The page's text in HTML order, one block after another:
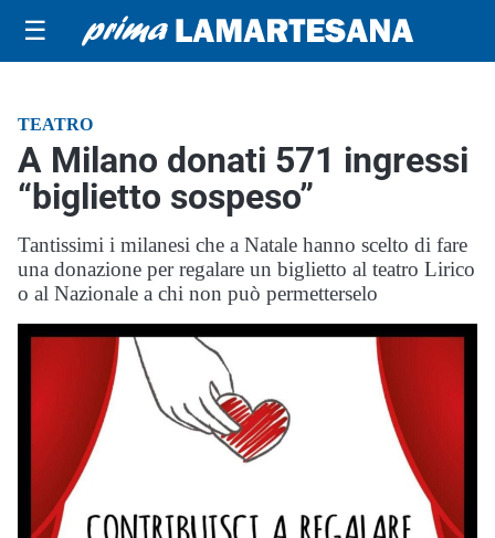
☰
TEATRO
A Milano donati 571 ingressi
“biglietto sospeso”
Tantissimi i milanesi che a Natale hanno scelto di fare
una donazione per regalare un biglietto al teatro Lirico
o al Nazionale a chi non può permetterselo